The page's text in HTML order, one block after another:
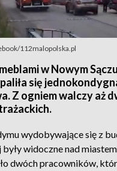
112malopolska.pl
w Nowym
się
Z ogniem walczy aż
wydobywające się z
widoczne nad
dwóch pracowników,